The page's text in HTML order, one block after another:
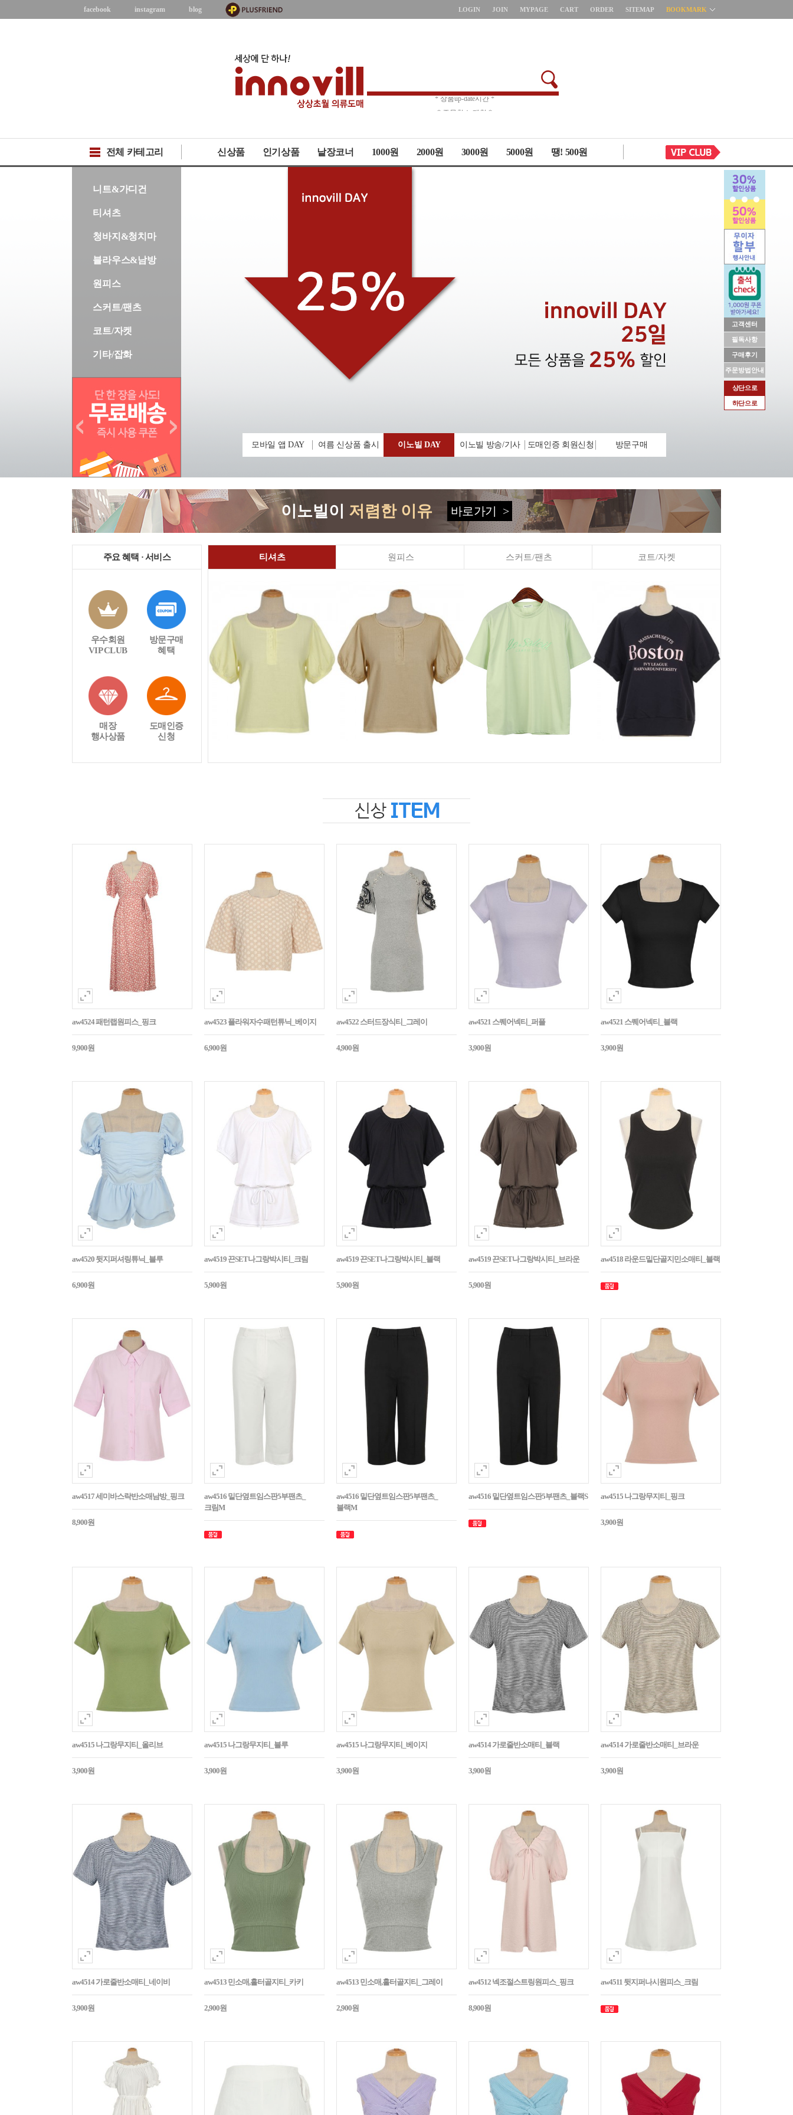
고객센터
필독사항
구매후기
주문방법안내
상단으로
하단으로
facebook instagram blog LOGIN JOIN MYPAGE CART ORDER SITEMAP BOOKMARK
* 상품up-date시간 *
전체 카테고리 신상품 인기상품 낱장코너 1000원 2000원 3000원 5000원 땡! 500원
니트&가디건
티셔츠
청바지&청치마
블라우스&남방
원피스
스커트/팬츠
코트/자켓
기타/잡화
모바일 앱 DAY 여름 신상품 출시 이노빌 DAY 이노빌 방송/기사 도매인증 회원신청 방문구매
이노빌이 저렴한 이유 바로가기 >
주요 혜택 · 서비스
우수회원
VIP CLUB
방문구매
혜택
매장
행사상품
도매인증
신청
티셔츠 원피스 스커트/팬츠 코트/자켓
aw4524 패턴랩원피스_핑크
9,900원
aw4523 플라워자수패턴튜닉_베이지
6,900원
aw4522 스터드장식티_그레이
4,900원
aw4521 스퀘어넥티_퍼플
3,900원
aw4521 스퀘어넥티_블랙
3,900원
aw4520 뒷지퍼셔링튜닉_블루
6,900원
aw4519 끈SET나그랑박시티_크림
5,900원
aw4519 끈SET나그랑박시티_블랙
5,900원
aw4519 끈SET나그랑박시티_브라운
5,900원
aw4518 라운드밑단골지민소매티_블랙
aw4517 세미바스락반소매남방_핑크
8,900원
aw4516 밑단옆트임스판5부팬츠_
크림M
aw4516 밑단옆트임스판5부팬츠_
블랙M
aw4516 밑단옆트임스판5부팬츠_블랙S aw4515 나그랑무지티_핑크
3,900원
aw4515 나그랑무지티_올리브
3,900원
aw4515 나그랑무지티_블루
3,900원
aw4515 나그랑무지티_베이지
3,900원
aw4514 가로줄반소매티_블랙
3,900원
aw4514 가로줄반소매티_브라운
3,900원
aw4514 가로줄반소매티_네이비
3,900원
aw4513 민소매,홀터골지티_카키
2,900원
aw4513 민소매,홀터골지티_그레이
2,900원
aw4512 넥조절스트링원피스_핑크
8,900원
aw4511 뒷지퍼나시원피스_크림